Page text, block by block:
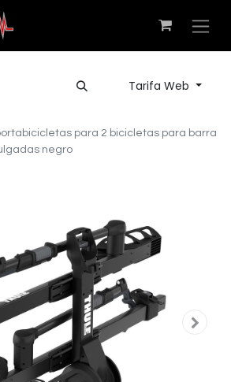
Tarifa Web
para 2 bicicletas para barra
negro